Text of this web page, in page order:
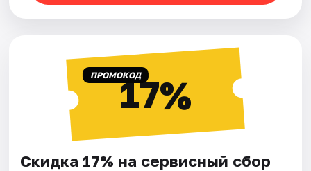
ПРОМОКОД17%
Скидка 17% на сервисный сбор